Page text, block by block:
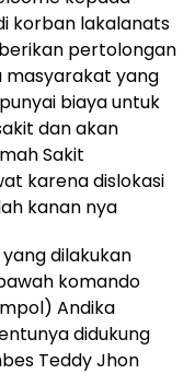
korban lakalanats
pertolongan
masyarakat yang
biaya untuk
dan akan
Sakit
karena dislokasi
kanan nya
dilakukan
komando
Andika
didukung
Teddy Jhon